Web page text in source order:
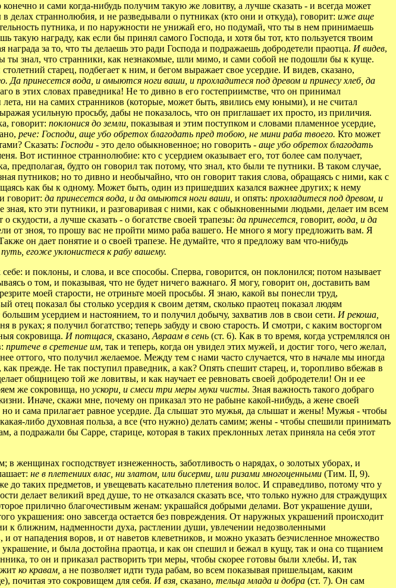
и сами когда-нибудь получим такую же ловитву, а лучше сказать - и всегда может
страннолюбия, и не разведывали о путниках (кто они и откуда), говорит: иже аще
путника, и по наружности не унижай его, но подумай, что ты в нем принимаешь
награду, как если бы принял самого Господа, и хотя бы тот, кто пользуется твоим
за то, что ты делаешь это ради Господа и подражаешь добродетели праотца. И видев,
ты знал, что странники, как незнакомые, шли мимо, и сами собой не подошли бы к куще.
старец, подбегает к ним, и бегом выражает свое усердие. И видев, сказано,
принесется вода, и омыются ноги ваши, и прохладитеся под древом и принесу хлеб, да
в этих словах праведника! Не то дивно в его гостеприимстве, что он принимал
ни на самих странников (которые, может быть, явились ему юными), и не считал
усильную просьбу, дабы не показалось, что он приглашает их просто, из приличия.
говорит: поклонися до земли, показывая и этим поступком и словами пламенное усердие,
рече: Господи, аще убо обретох благодать пред тобою, не мини раба твоего. Кто может
Сказать: Господи - это дело обыкновенное; но говорить - аще убо обретох благодать
Вот истинное страннолюбие: кто с усердием оказывает его, тот более сам получает,
будто он говорил так потому, что знал, кто были те путники. В таком случае,
путников; но то дивно и необычайно, что он говорит такия слова, обращаясь с ними, как с
как бы к одному. Может быть, один из пришедших казался важнее других; к нему
говорит: да принесется вода, и да омыются ноги ваши, и опять: прохладитеся под древом, и
зная, кто эти путники, и разговаривая с ними, как с обыкновенными людьми, делает им всем
а лучше сказать - о богатстве своей трапезы: да принесется, говорит, вода, и да
от зноя, то прошу вас не пройти мимо раба вашего. Не много я могу предложить вам. Я
он дает понятие и о своей трапезе. Не думайте, что я предложу вам что-нибудь
егоже уклонистеся к рабу вашему.
и поклоны, и слова, и все способы. Сперва, говорится, он поклонился; потом называет
о том, и показывая, что не будет ничего важнаго. Я могу, говорит он, доставить вам
моей старости, не отриньте моей просьбы. Я знаю, какой вы понесли труд,
показал бы столько усердия к своим детям, сколько праотец показал людям
усердием и настоянием, то и получил добычу, захватив лов в свои сети. И рекоша,
в руках; я получил богатство; теперь забуду и свою старость. И смотри, с каким восторгом
сокровища. И потщася, сказано, Авраам в сень (ст. 6). Как в то время, когда устремлялся он
притече в сретение им, так и теперь, когда он увидел этих мужей, и достиг того, чего желал,
оттого, что получил желаемое. Между тем с нами часто случается, что в начале мы иногда
прежде. Не так поступил праведник, а как? Опять спешит старец, и, торопливо вбежав в
общницею той же ловитвы, и как научает ее ревновать своей добродетели! Он и ее
же сокровища, но ускори, и смеси три меры муки чисты. Зная важность такого добраго
Иначе, скажи мне, почему он приказал это не рабыне какой-нибудь, а жене своей
и сама прилагает равное усердие. Да слышат это мужья, да слышат и жены! Мужья - чтобы
либо духовная польза, а все (что нужно) делать самим; жены - чтобы спешили принимать
подражали бы Сарре, старице, которая в таких преклонных летах приняла на себя этот
господствует изнеженность, заботливость о нарядах, о золотых уборах, и
не в плетениих влас, ни златом, или бисерми, или ризами многоценными (Тим. II, 9).
таких предметов, и увещевать касательно плетения волос. И справедливо, потому что у
делает великий вред душе, то не отказался сказать все, что только нужно для страждущих
прилично благочестивым женам: украшайся добрыми делами. Вот украшение души,
украшения: оно завсегда остается без повреждения. От наружных украшений происходит
к ближним, надменности духа, растлении души, увлечении недозволенными
от нападения воров, и от наветов клеветников, и можно указать безчисленное множество
и была достойна праотца, и как он спешил и бежал в кущу, так и она со тщанием
то он и приказал растворить три меры, чтобы скорее готовы были хлебы. И, так
ко кравам, а не позволяет идти туда рабам, во всем показывая пришельцам, каким
почитая это сокровищем для себя. И взя, сказано, тельца млада и добра (ст. 7). Он сам